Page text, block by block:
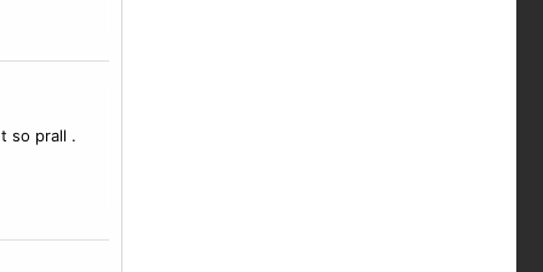
so prall .